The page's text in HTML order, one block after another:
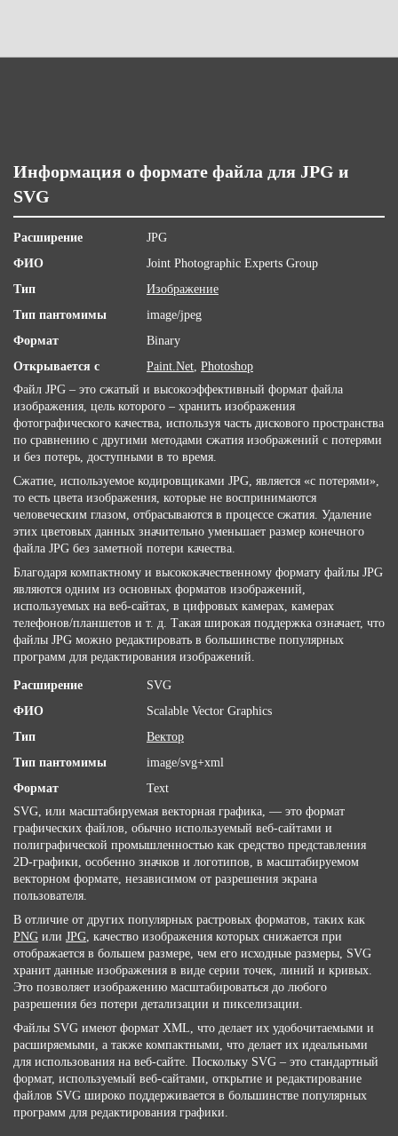
Информация о формате файла для JPG и
SVG
Расширение
JPG
ФИО
Joint Photographic Experts Group
Тип
Изображение
Тип пантомимы
image/jpeg
Формат
Binary
Открывается с
Paint.Net, Photoshop
Файл JPG – это сжатый и высокоэффективный формат файла
изображения, цель которого – хранить изображения
фотографического качества, используя часть дискового пространства
по сравнению с другими методами сжатия изображений с потерями
и без потерь, доступными в то время.
Сжатие, используемое кодировщиками JPG, является «с потерями»,
то есть цвета изображения, которые не воспринимаются
человеческим глазом, отбрасываются в процессе сжатия. Удаление
этих цветовых данных значительно уменьшает размер конечного
файла JPG без заметной потери качества.
Благодаря компактному и высококачественному формату файлы JPG
являются одним из основных форматов изображений,
используемых на веб-сайтах, в цифровых камерах, камерах
телефонов/планшетов и т. д. Такая широкая поддержка означает, что
файлы JPG можно редактировать в большинстве популярных
программ для редактирования изображений.
Расширение
SVG
ФИО
Scalable Vector Graphics
Тип
Вектор
Тип пантомимы
image/svg+xml
Формат
Text
SVG, или масштабируемая векторная графика, — это формат
графических файлов, обычно используемый веб-сайтами и
полиграфической промышленностью как средство представления
2D-графики, особенно значков и логотипов, в масштабируемом
векторном формате, независимом от разрешения экрана
пользователя.
В отличие от других популярных растровых форматов, таких как
PNG или JPG, качество изображения которых снижается при
отображается в большем размере, чем его исходные размеры, SVG
хранит данные изображения в виде серии точек, линий и кривых.
Это позволяет изображению масштабироваться до любого
разрешения без потери детализации и пикселизации.
Файлы SVG имеют формат XML, что делает их удобочитаемыми и
расширяемыми, а также компактными, что делает их идеальными
для использования на веб-сайте. Поскольку SVG – это стандартный
формат, используемый веб-сайтами, открытие и редактирование
файлов SVG широко поддерживается в большинстве популярных
программ для редактирования графики.